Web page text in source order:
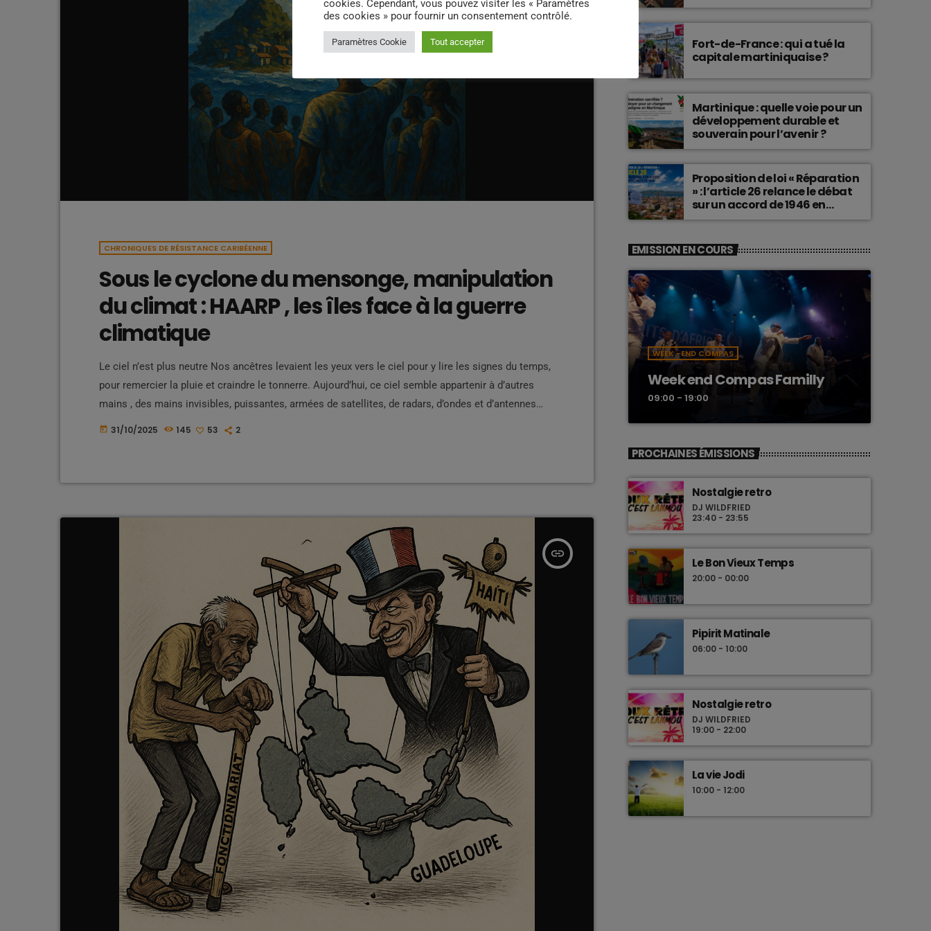
CHRONIQUES DE RÉSISTANCE CARIBÉENNE
Sous le cyclone du mensonge, manipulation
du climat : HAARP , les îles face à la guerre
climatique
Le ciel n’est plus neutre Nos ancêtres levaient les yeux vers le ciel pour y lire les signes du temps,
pour remercier la pluie et craindre le tonnerre. Aujourd’hui, ce ciel semble appartenir à d’autres
mains , des mains invisibles, puissantes, armées de satellites, de radars, d’ondes et d’antennes
dressées vers l’ionosphère. Nous, peuples des îles, nous n’avons plus même le droit de croire que
today 31/10/2025 145 53 2
insert_link
connu une telle histoire.
Fort-de-France : qui a tué la
capitale martiniquaise ?
Martinique : quelle voie pour un
développement durable et
souverain pour l’avenir ?
Proposition de loi « Réparation
» : l’article 26 relance le débat
sur un accord de 1946 en
Martinique
EMISSION EN COURS
WEEK -END COMPAS
Week end Compas Familly
09:00 - 19:00
PROCHAINES ÉMISSIONS
Nostalgie retro
DJ WILDFRIED
23:40 - 23:55
Le Bon Vieux Temps
20:00 - 00:00
Pipirit Matinale
06:00 - 10:00
Nostalgie retro
DJ WILDFRIED
19:00 - 22:00
La vie Jodi
10:00 - 12:00
cookies. Cependant, vous pouvez visiter les « Paramètres
des cookies » pour fournir un consentement contrôlé.
Paramètres Cookie Tout accepter